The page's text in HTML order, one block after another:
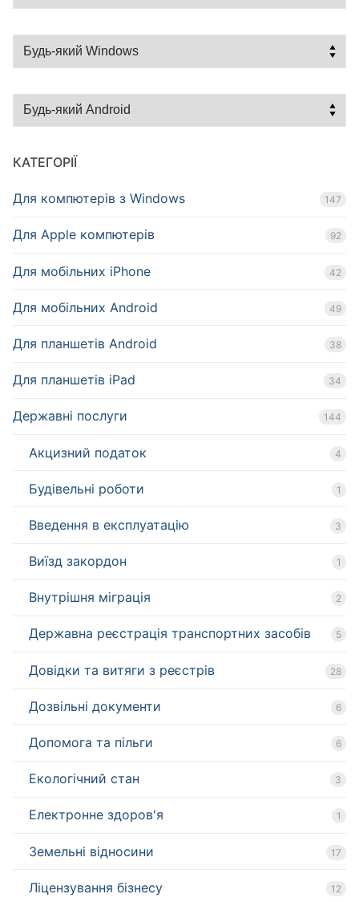
КАТЕГОРІЇ
Для компютерів з Windows 147
Для Apple компютерів 92
Для мобільних iPhone 42
Для мобільних Android 49
Для планшетів Android 38
Для планшетів iPad 34
Державні послуги 144
Акцизний податок 4
Будівельні роботи 1
Введення в експлуатацію 3
Виїзд закордон 1
Внутрішня міграція 2
Державна реєстрація транспортних засобів 5
Довідки та витяги з реєстрів 28
Дозвільні документи 6
Допомога та пільги 6
Екологічний стан 3
Електронне здоров'я 1
Земельні відносини 17
Ліцензування бізнесу 12